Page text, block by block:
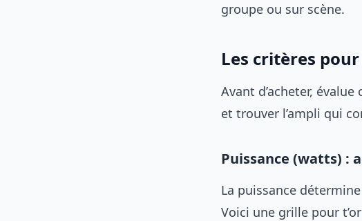
groupe ou sur scène.
Les critères
Avant d’acheter,
et trouver l’ampli qui
Puissance (watts) :
La puissance
Voici une grille pour